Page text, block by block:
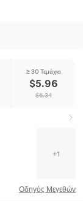
≥ 30 Τεμάχια
$5.96
$6.34
+1
Οδηγός Μεγεθών